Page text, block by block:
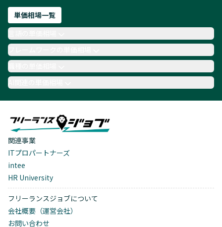
単価相場一覧
職種の単価相場
AI関連の単価相場
関連事業
ITプロパートナーズ
intee
HR University
フリーランスジョブについて
会社概要（運営会社）
お問い合わせ